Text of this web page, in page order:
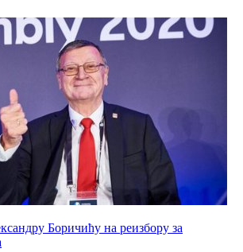
Боричићу на реизбору за